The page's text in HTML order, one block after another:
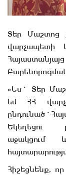
Տեր Մաշտոց
վարչապետի
«Ես` Տեր
եմ ՀՀ
Եկեղեցու
աջակցում
Հիշեցնենք,